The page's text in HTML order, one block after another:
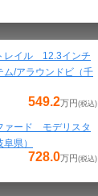
レイル 12.3インチ
ム/アラウンドビ（千
549.2万円 (税込)
ァード モデリスタ
県）
728.0万円 (税込)